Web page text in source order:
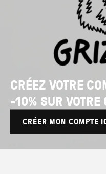
CRÉEZ VOTRE
-10% SUR VOTRE
CRÉER MON COMPTE